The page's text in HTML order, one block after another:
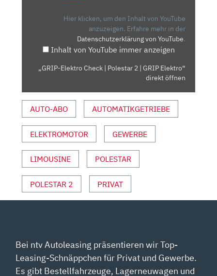
ELEKTRO“
ANZEIGEN
Hier klicken, um den Inhalt von YouTube
anzuzeigen. Erfahre mehr in der
Datenschutzerklärung von YouTube.
Inhalt von YouTube immer anzeigen
„GRIP-Elektro Check | Polestar 2 | GRIP Elektro“
direkt öffnen
AUTO-ABO AUTOMATIKGETRIEBE
ELEKTROMOTOR GEWERBE
LIMOUSINE POLESTAR
POLESTAR 2 PRIVAT
Bei ntv Autoleasing präsentieren wir Top-
Leasing-Schnäppchen für Privat und Gewerbe.
Es gibt Bestellfahrzeuge, Lagerneuwagen und